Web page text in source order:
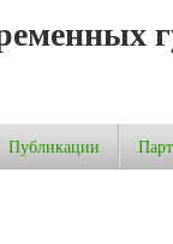
Публикации